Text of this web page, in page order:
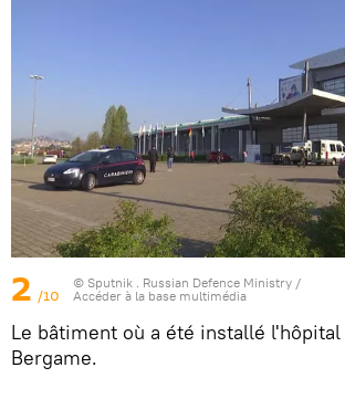
2 /10
© Sputnik . Russian Defence Ministry /
Accéder à la base multimédia
Le bâtiment où a été installé l'hôpital
Bergame.